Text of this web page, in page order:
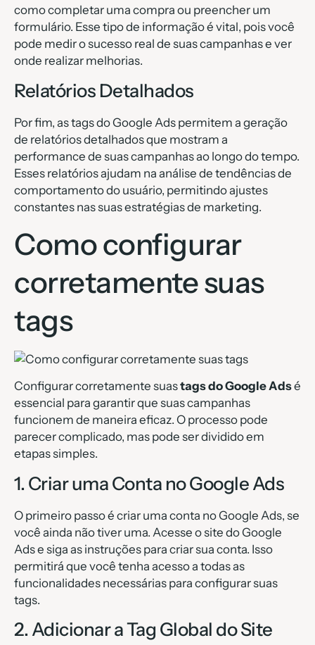
como completar uma compra ou preencher um
formulário. Esse tipo de informação é vital, pois você
pode medir o sucesso real de suas campanhas e ver
onde realizar melhorias.
Relatórios Detalhados
Por fim, as tags do Google Ads permitem a geração
de relatórios detalhados que mostram a
performance de suas campanhas ao longo do tempo.
Esses relatórios ajudam na análise de tendências de
comportamento do usuário, permitindo ajustes
constantes nas suas estratégias de marketing.
Como configurar
corretamente suas
tags
Configurar corretamente suastags do Google Adsé
essencial para garantir que suas campanhas
funcionem de maneira eficaz. O processo pode
parecer complicado, mas pode ser dividido em
etapas simples.
1. Criar uma Conta no Google Ads
O primeiro passo é criar uma conta no Google Ads, se
você ainda não tiver uma. Acesse o site do Google
Ads e siga as instruções para criar sua conta. Isso
permitirá que você tenha acesso a todas as
funcionalidades necessárias para configurar suas
tags.
2. Adicionar a Tag Global do Site